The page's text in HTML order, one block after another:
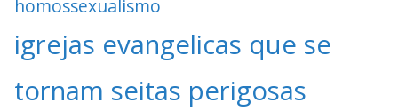
homossexualismo
igrejas evangelicas que se
tornam seitas perigosas